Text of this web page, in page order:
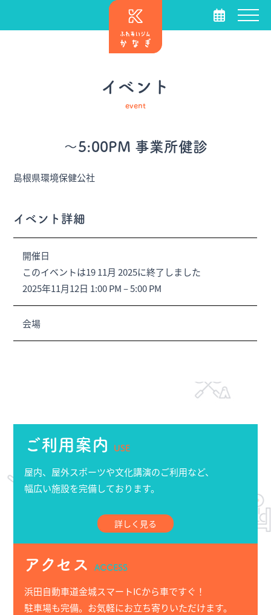
イベント
event
～5:00PM 事業所健診
島根県環境保健公社
イベント詳細
開催日
このイベントは19 11月 2025に終了しました
2025年11月12日 1:00 PM–5:00 PM
会場
ご利用案内 USE
屋内、屋外スポーツや文化講演のご利用など、
幅広い施設を完備しております。
詳しく見る
アクセス ACCESS
浜田自動車道金城スマートICから車ですぐ！
駐車場も完備。お気軽にお立ち寄りいただけます。